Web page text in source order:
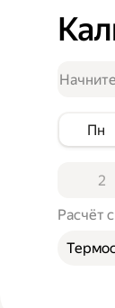
Пн
2
Расчёт